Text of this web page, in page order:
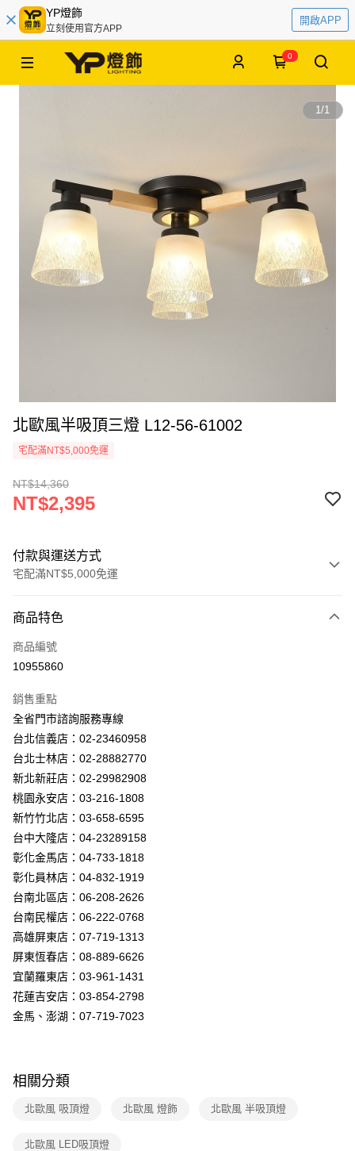
YP燈飾
立刻使用官方APP
開啟APP
0
1/1
北歐風半吸頂三燈 L12-56-61002
宅配滿NT$5,000免運
NT$14,360
NT$2,395
付款與運送方式
宅配滿NT$5,000免運
信用卡一次付款
LINE Pay
街口支付
悠遊付
Google Pay
全盈+PAY
AFTEE先享後付
相關說明
【關於「AFTEE先享後付」】
AFTEE先享後付是「在收到商品之後才付款」的支付方式。 讓您購物簡單
便利好安心！
１．簡單：不需註冊會員、不需綁卡、不需儲值。
３．安心：先確認商品／服務後，再付款。
【「AFTEE先享後付」結帳流程】
１．於結帳方式選擇「AFTEE先享後付」後，將跳轉至「AFTEE先享後付」
結帳頁面，進行簡訊認證並確認金額後，即可完成結帳。
２．訂單成立數日內，您將收到繳費通知簡訊。
後付繳納相關費用。
是否繳費成功／繳費後需取消欲退款等相關疑問，請聯繫「AFTEE先享後付
ATM付款
運送方式
新竹貨運宅配
商品特色
商品編號
10955860
銷售重點
全省門市諮詢服務專線
台北信義店：02-23460958
台北士林店：02-28882770
新北新莊店：02-29982908
桃園永安店：03-216-1808
新竹竹北店：03-658-6595
台中大隆店：04-23289158
彰化金馬店：04-733-1818
彰化員林店：04-832-1919
台南北區店：06-208-2626
台南民權店：06-222-0768
高雄屏東店：07-719-1313
屏東恆春店：08-889-6626
宜蘭羅東店：03-961-1431
花蓮吉安店：03-854-2798
金馬、澎湖：07-719-7023
相關分類
北歐風 吸頂燈 北歐風 燈飾 北歐風 半吸頂燈
北歐風 LED吸頂燈